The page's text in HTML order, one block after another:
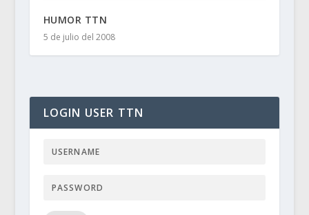
HUMOR TTN
5 de julio del 2008
LOGIN USER TTN